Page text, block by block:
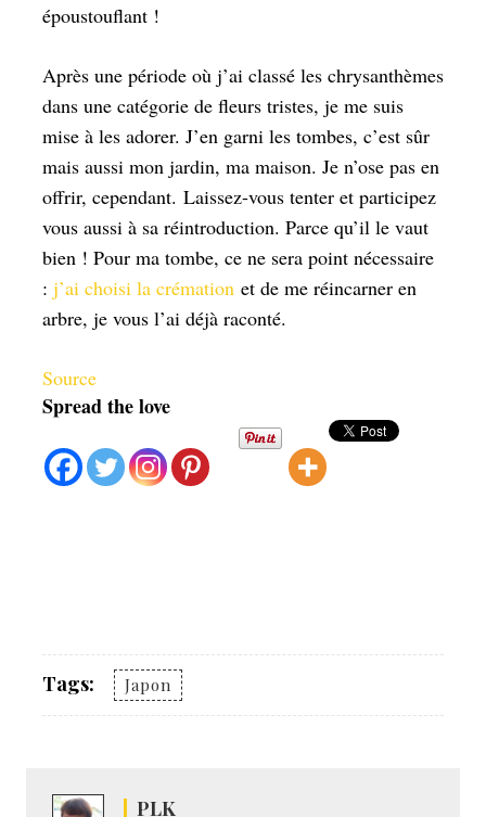
époustouflant !
Après une période où j’ai classé les chrysanthèmes
dans une catégorie de fleurs tristes, je me suis
mise à les adorer. J’en garni les tombes, c’est sûr
mais aussi mon jardin, ma maison. Je n’ose pas en
offrir, cependant. Laissez-vous tenter et participez
vous aussi à sa réintroduction. Parce qu’il le vaut
bien ! Pour ma tombe, ce ne sera point nécessaire
: j’ai choisi la crémation et de me réincarner en
arbre, je vous l’ai déjà raconté.
Source
Spread the love
Tags: Japon
PLK